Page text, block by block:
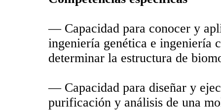
— Capacidad para conocer y
ingeniería genética e ingeniería
determinar la estructura de
— Capacidad para diseñar y
purificación y análisis de una